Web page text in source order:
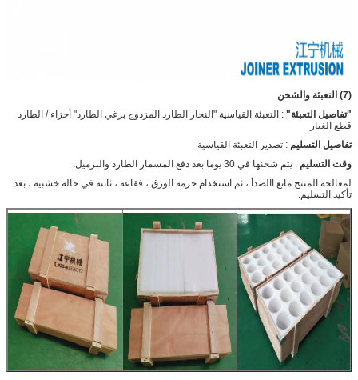
(7) التعبئة والشحن
"تفاصيل التعبئة" : التعبئة القياسية "النجار الطارد المزدوج برغي الطارد" أجزاء / الطارد
قطع الغيار
تفاصيل التسليم : تصدير التعبئة القياسية
وقت التسليم : يتم شحنها في 30 يوما بعد دفع المسمار الطارد والبرميل.
لمعالجة المنتج مانع االصدأ ، ثم استخدام حزمة الورق ، فقاعة ، ثابتة في حالة خشبية ، بعد
تأكيد التسليم.